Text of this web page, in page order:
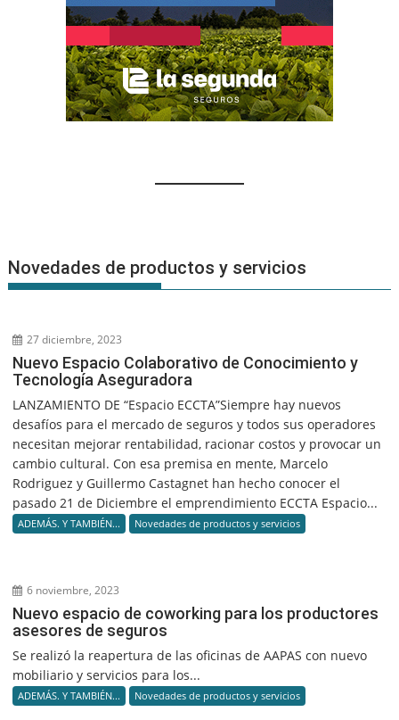
Novedades de productos y servicios
27 diciembre, 2023
Nuevo Espacio Colaborativo de Conocimiento y
Tecnología Aseguradora
LANZAMIENTO DE “Espacio ECCTA”Siempre hay nuevos
desafíos para el mercado de seguros y todos sus operadores
necesitan mejorar rentabilidad, racionar costos y provocar un
cambio cultural. Con esa premisa en mente, Marcelo
Rodriguez y Guillermo Castagnet han hecho conocer el
pasado 21 de Diciembre el emprendimiento ECCTA Espacio...
ADEMÁS. Y TAMBIÉN... Novedades de productos y servicios
6 noviembre, 2023
Nuevo espacio de coworking para los productores
asesores de seguros
Se realizó la reapertura de las oficinas de AAPAS con nuevo
mobiliario y servicios para los...
ADEMÁS. Y TAMBIÉN... Novedades de productos y servicios